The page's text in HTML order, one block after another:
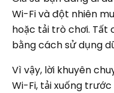
Wi-Fi và đột nhiên
hoặc tải trò chơi. Tất
bằng cách sử dụng
Vì vậy, lời khuyên
Wi-Fi, tải xuống